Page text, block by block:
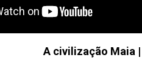
A civilização Maia